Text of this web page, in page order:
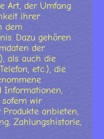
Art, der Umfang
ihrer
dem
Dazu gehören
der
als auch die
etc.), die
Informationen,
wir
anbieten,
Zahlungshistorie,